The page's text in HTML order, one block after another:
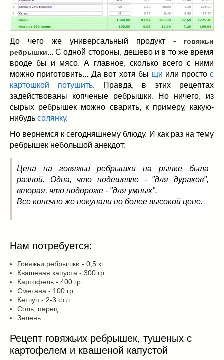
салаты(11)
соусы(1)
Супы(1)
тушеное(3)
Заначка на зиму!(29)
Грибы
Напитки
(3)
Овощные заготовки(11)
Сладкие заготовки(10)
Поговорим о(19)
конкурсы(7)
продуктах(2)
Постные рецепты(8)
Праздничные блюда
8 марта(1)
Пасха (7)
До чего же универсальный продукт - говяжьи
ребрышки... С одной стороны, дешево и в то же время
вроде бы и мясо. А главное, сколько всего с ними
можно приготовить... Да вот хотя бы щи или простос
картошкой потушить. Правда, в этих рецептах
задействованы копченые ребрышки. Но ничего, из
сырых ребрышек можно сварить, к примеру, какую-
нибудь солянку.
Но вернемся к сегодняшнему блюду. И как раз на тему
ребрышек небольшой анекдот:
Цена на говяжьи ребрышки на рынке была
разной. Одна, что подешевле - "для дураков",
вторая, что подороже - "для умных".
Все конечно же покупали по более высокой цене.
Нам потребуется:
Говяжьи ребрышки - 0,5 кг
Квашеная капуста - 300 гр.
Картофель - 400 гр.
Сметана - 100 гр.
Кетчуп - 2-3 ст.л.
Соль, перец
Зелень
Рецепт говяжьих ребрышек, тушеных с
картофелем и квашеной капустой